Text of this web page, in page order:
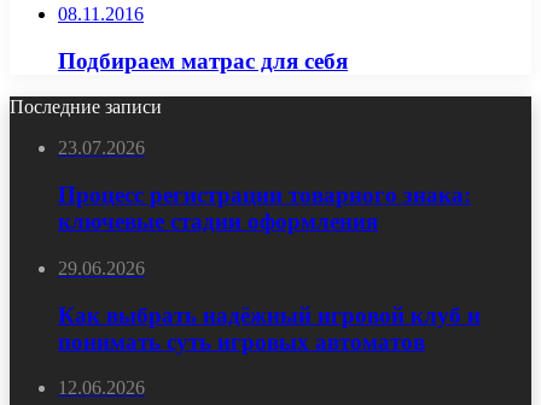
08.11.2016
Подбираем матрас для себя
Последние записи
23.07.2026
Процесс регистрации товарного знака:
ключевые стадии оформления
29.06.2026
Как выбрать надёжный игровой клуб и
понимать суть игровых автоматов
12.06.2026